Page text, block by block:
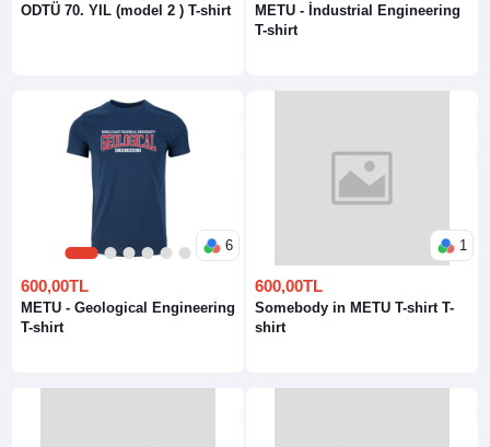
ODTÜ 70. YIL (model 2 ) T-shirt
METU - İndustrial Engineering
T-shirt
1 2 3 4 5 6
6
600,00TL
METU - Geological Engineering
T-shirt
1
600,00TL
Somebody in METU T-shirt T-
shirt